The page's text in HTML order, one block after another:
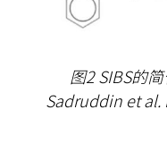
图2 SIBS的
Sadruddin et al.